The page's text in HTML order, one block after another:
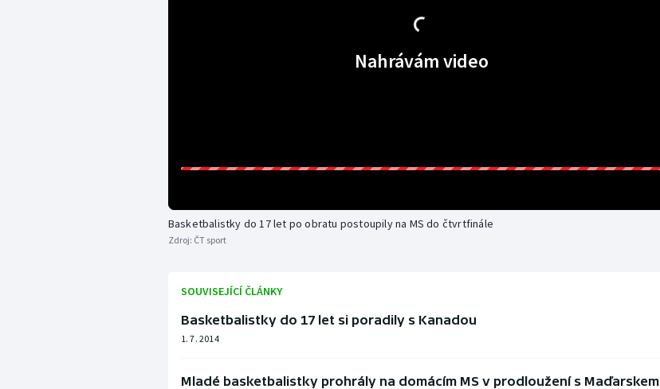
Nahrávám video
Basketbalistky do 17 let po obratu postoupily na MS do čtvrtfinále
Zdroj: ČT sport
SOUVISEJÍCÍ ČLÁNKY
Basketbalistky do 17 let si poradily s Kanadou
1. 7. 2014
Mladé basketbalistky prohrály na domácím MS v prodloužení s Maďarskem